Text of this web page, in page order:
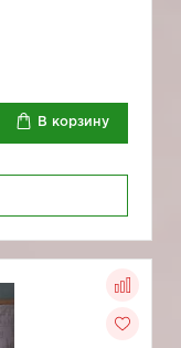
В корзину